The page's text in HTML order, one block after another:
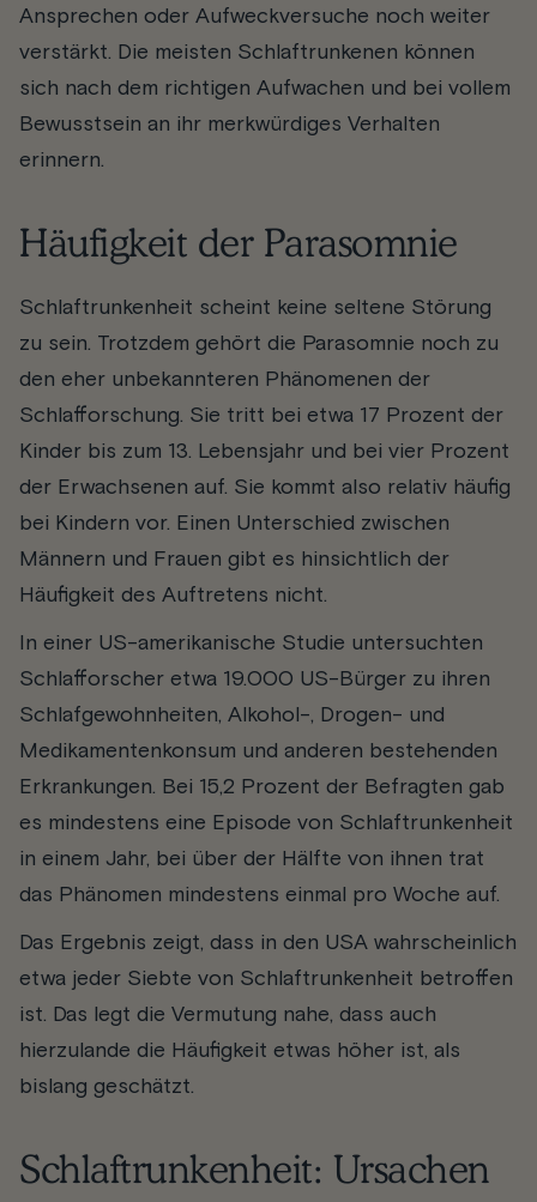
Ansprechen oder Aufweckversuche noch weiter
verstärkt. Die meisten Schlaftrunkenen können
sich nach dem richtigen Aufwachen und bei vollem
Bewusstsein an ihr merkwürdiges Verhalten
erinnern.
Häufigkeit der Parasomnie
Schlaftrunkenheit scheint keine seltene Störung
zu sein. Trotzdem gehört die Parasomnie noch zu
den eher unbekannteren Phänomenen der
Schlafforschung. Sie tritt bei etwa 17 Prozent der
Kinder bis zum 13. Lebensjahr und bei vier Prozent
der Erwachsenen auf. Sie kommt also relativ häufig
bei Kindern vor. Einen Unterschied zwischen
Männern und Frauen gibt es hinsichtlich der
Häufigkeit des Auftretens nicht.
In einer US-amerikanische Studie untersuchten
Schlafforscher etwa 19.000 US-Bürger zu ihren
Schlafgewohnheiten, Alkohol-, Drogen- und
Medikamentenkonsum und anderen bestehenden
Erkrankungen. Bei 15,2 Prozent der Befragten gab
es mindestens eine Episode von Schlaftrunkenheit
in einem Jahr, bei über der Hälfte von ihnen trat
das Phänomen mindestens einmal pro Woche auf.
Das Ergebnis zeigt, dass in den USA wahrscheinlich
etwa jeder Siebte von Schlaftrunkenheit betroffen
ist. Das legt die Vermutung nahe, dass auch
hierzulande die Häufigkeit etwas höher ist, als
bislang geschätzt.
Schlaftrunkenheit: Ursachen